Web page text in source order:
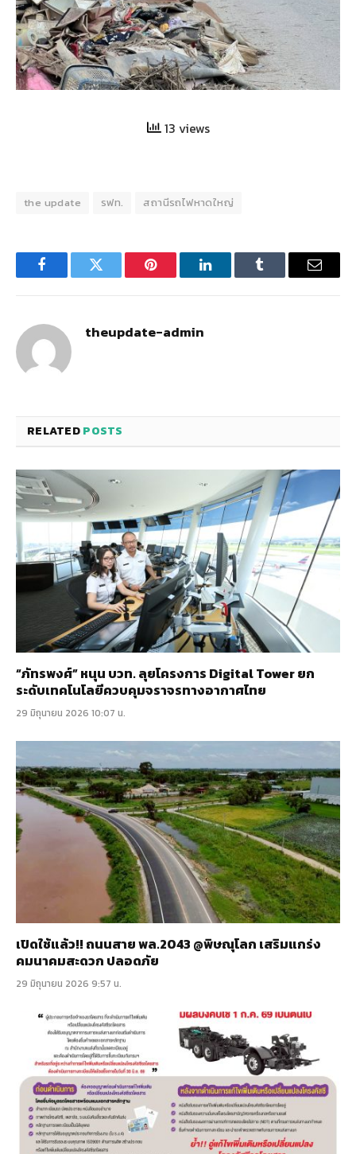
13 views
the update รฟท. สถานีรถไฟหาดใหญ่
FacebookTwitter Pinterest LinkedInTumblr Email
theupdate-admin
RELATEDPOSTS
“ภัทรพงศ์” หนุน บวท. ลุยโครงการ Digital Tower ยก
ระดับเทคโนโลยีควบคุมจราจรทางอากาศไทย
29 มิถุนายน 2026 10:07 น.
เปิดใช้แล้ว!! ถนนสาย พล.2043 @พิษณุโลก เสริมแกร่ง
คมนาคมสะดวก ปลอดภัย
29 มิถุนายน 2026 9:57 น.